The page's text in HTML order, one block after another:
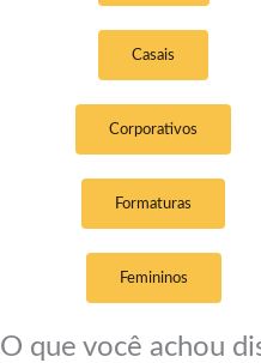
Casais
Corporativos
Formaturas
Femininos
O que você achou